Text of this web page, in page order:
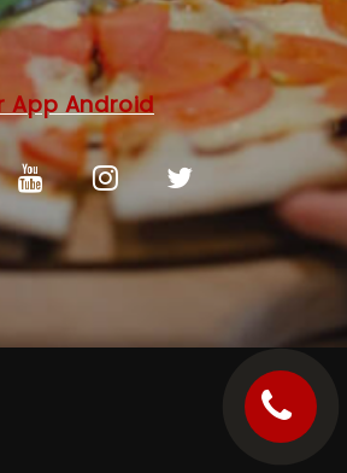
App Android